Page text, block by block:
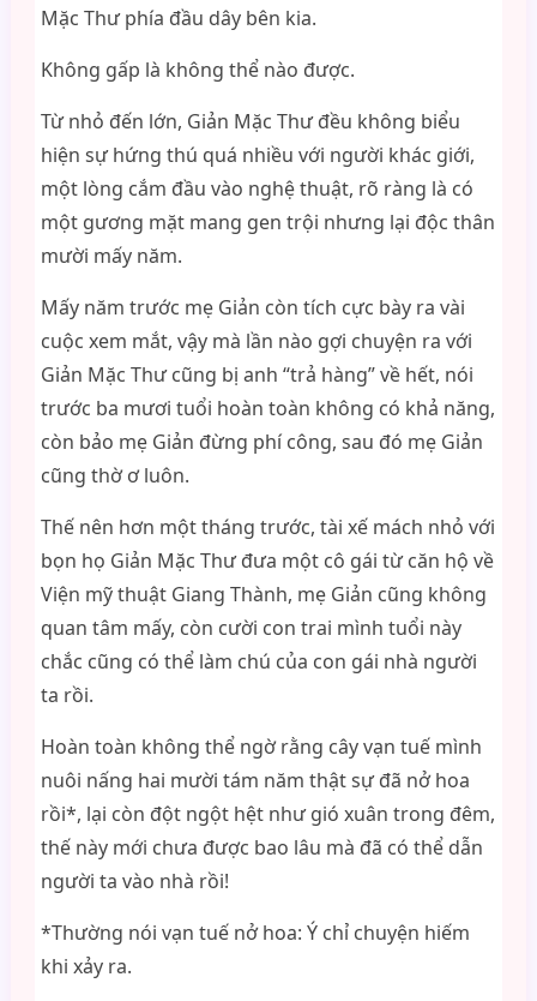
Mặc Thư phía đầu dây bên kia.
Không gấp là không thể nào được.
Từ nhỏ đến lớn, Giản Mặc Thư đều không biểu
hiện sự hứng thú quá nhiều với người khác giới,
một lòng cắm đầu vào nghệ thuật, rõ ràng là có
một gương mặt mang gen trội nhưng lại độc thân
mười mấy năm.
Mấy năm trước mẹ Giản còn tích cực bày ra vài
cuộc xem mắt, vậy mà lần nào gợi chuyện ra với
Giản Mặc Thư cũng bị anh “trả hàng” về hết, nói
trước ba mươi tuổi hoàn toàn không có khả năng,
còn bảo mẹ Giản đừng phí công, sau đó mẹ Giản
cũng thờ ơ luôn.
Thế nên hơn một tháng trước, tài xế mách nhỏ với
bọn họ Giản Mặc Thư đưa một cô gái từ căn hộ về
Viện mỹ thuật Giang Thành, mẹ Giản cũng không
quan tâm mấy, còn cười con trai mình tuổi này
chắc cũng có thể làm chú của con gái nhà người
ta rồi.
Hoàn toàn không thể ngờ rằng cây vạn tuế mình
nuôi nấng hai mười tám năm thật sự đã nở hoa
rồi*, lại còn đột ngột hệt như gió xuân trong đêm,
thế này mới chưa được bao lâu mà đã có thể dẫn
người ta vào nhà rồi!
*Thường nói vạn tuế nở hoa: Ý chỉ chuyện hiếm
khi xảy ra.